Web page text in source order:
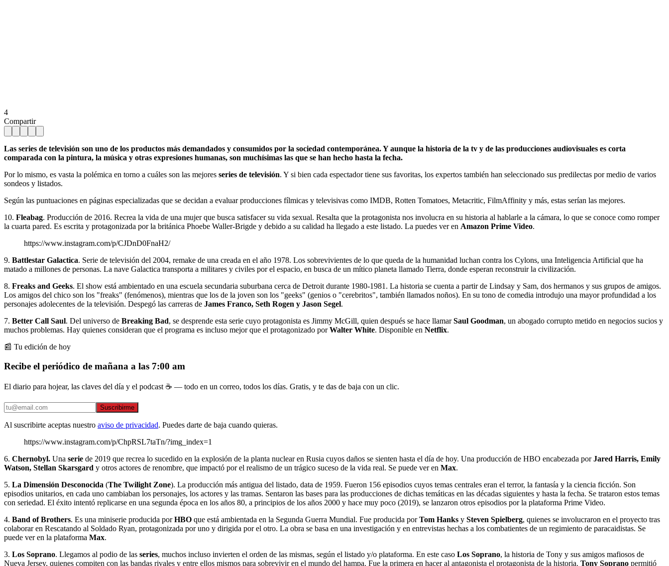
4
Compartir
Las series de televisión son uno de los productos más demandados y consumidos por la sociedad contemporánea. Y aunque la historia de la tv y de las producciones audiovisuales es corta
comparada con la pintura, la música y otras expresiones humanas, son muchísimas las que se han hecho hasta la fecha.
Por lo mismo, es vasta la polémica en torno a cuáles son las mejores series de televisión. Y si bien cada espectador tiene sus favoritas, los expertos también han seleccionado sus predilectas por medio de varios
sondeos y listados.
Según las puntuaciones en páginas especializadas que se decidan a evaluar producciones fílmicas y televisivas como IMDB, Rotten Tomatoes, Metacritic, FilmAffinity y más, estas serían las mejores.
10. Fleabag. Producción de 2016. Recrea la vida de una mujer que busca satisfacer su vida sexual. Resalta que la protagonista nos involucra en su historia al hablarle a la cámara, lo que se conoce como romper
la cuarta pared. Es escrita y protagonizada por la británica Phoebe Waller-Brigde y debido a su calidad ha llegado a este listado. La puedes ver en Amazon Prime Video.
https://www.instagram.com/p/CJDnD0FnaH2/
9. Battlestar Galactica. Serie de televisión del 2004, remake de una creada en el año 1978. Los sobrevivientes de lo que queda de la humanidad luchan contra los Cylons, una Inteligencia Artificial que ha
matado a millones de personas. La nave Galactica transporta a militares y civiles por el espacio, en busca de un mítico planeta llamado Tierra, donde esperan reconstruir la civilización.
8. Freaks and Geeks. El show está ambientado en una escuela secundaria suburbana cerca de Detroit durante 1980-1981. La historia se cuenta a partir de Lindsay y Sam, dos hermanos y sus grupos de amigos.
Los amigos del chico son los "freaks" (fenómenos), mientras que los de la joven son los "geeks" (genios o "cerebritos", también llamados noños). En su tono de comedia introdujo una mayor profundidad a los
personajes adolecentes de la televisión. Despegó las carreras de James Franco, Seth Rogen y Jason Segel.
7. Better Call Saul. Del universo de Breaking Bad, se desprende esta serie cuyo protagonista es Jimmy McGill, quien después se hace llamarSaul Goodman, un abogado corrupto metido en negocios sucios y
muchos problemas. Hay quienes consideran que el programa es incluso mejor que el protagonizado porWalter White. Disponible en Netflix.
📰 Tu edición de hoy
Recibe el periódico de mañana a las 7:00 am
El diario para hojear, las claves del día y el podcast ☕ — todo en un correo, todos los días. Gratis, y te das de baja con un clic.
Suscribirme
Al suscribirte aceptas nuestro aviso de privacidad. Puedes darte de baja cuando quieras.
https://www.instagram.com/p/ChpRSL7taTn/?img_index=1
6. Chernobyl. Una serie de 2019 que recrea lo sucedido en la explosión de la planta nuclear en Rusia cuyos daños se sienten hasta el día de hoy. Una producción de HBO encabezada porJared Harris, Emily
Watson, Stellan Skarsgard y otros actores de renombre, que impactó por el realismo de un trágico suceso de la vida real. Se puede ver en Max.
5. La Dimensión Desconocida (The Twilight Zone). La producción más antigua del listado, data de 1959. Fueron 156 episodios cuyos temas centrales eran el terror, la fantasía y la ciencia ficción. Son
episodios unitarios, en cada uno cambiaban los personajes, los actores y las tramas. Sentaron las bases para las producciones de dichas temáticas en las décadas siguientes y hasta la fecha. Se trataron estos temas
con seriedad. El éxito intentó replicarse en una segunda época en los años 80, a principios de los años 2000 y hace muy poco (2019), se lanzaron otros episodios por la plataforma Prime Video.
4. Band of Brothers. Es una miniserie producida porHBO que está ambientada en la Segunda Guerra Mundial. Fue producida porTom Hanks y Steven Spielberg, quienes se involucraron en el proyecto tras
colaborar en Rescatando al Soldado Ryan, protagonizada por uno y dirigida por el otro. La obra se basa en una investigación y en entrevistas hechas a los combatientes de un regimiento de paracaidistas. Se
puede ver en la plataforma Max.
3. Los Soprano. Llegamos al podio de las series, muchos incluso invierten el orden de las mismas, según el listado y/o plataforma. En este caso Los Soprano, la historia de Tony y sus amigos mafiosos de
Nueva Jersey, quienes compiten con las bandas rivales y entre ellos mismos para sobrevivir en el mundo del hampa. Fue la primera en hacer al antagonista el protagonista de la historia. Tony Soprano permitió